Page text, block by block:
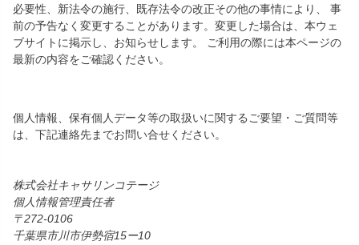
必要性、新法令の施行、既存法令の改正その他の事情により、 事
前の予告なく変更することがあります。変更した場合は、本ウェ
ブサイトに掲示し、お知らせします。 ご利用の際には本ページの
最新の内容をご確認ください。
個人情報、保有個人データ等の取扱いに関するご要望・ご質問等
は、下記連絡先までお問い合せください。
株式会社キャサリンコテージ
個人情報管理責任者
272-0106
千葉県市川市伊勢宿15ー10